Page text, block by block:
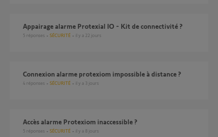
Appairage alarme Protexial IO - Kit de connectivité ?
5 réponses SÉCURITÉ il y a 22 jours
Connexion alarme protexiom impossible à distance ?
4 réponses SÉCURITÉ il y a 3 jours
Accès alarme Protexiom inaccessible ?
5 réponses SÉCURITÉ il y a 8 jours